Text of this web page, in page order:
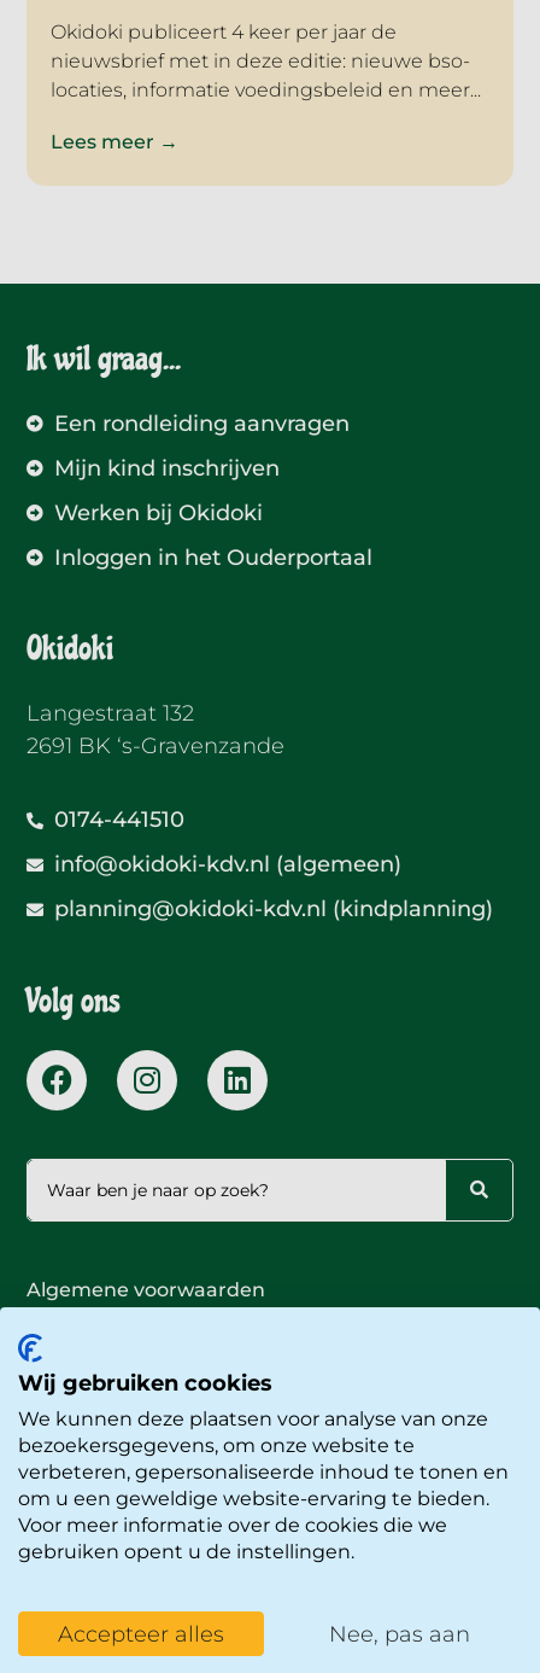
Okidoki publiceert 4 keer per jaar de
nieuwsbrief met in deze editie: nieuwe bso-
locaties, informatie voedingsbeleid en meer...
Lees meer →
Ik wil graag...
Een rondleiding aanvragen
Mijn kind inschrijven
Werken bij Okidoki
Inloggen in het Ouderportaal
Okidoki
Langestraat 132
2691 BK ‘s-Gravenzande
0174-441510
info@okidoki-kdv.nl (algemeen)
planning@okidoki-kdv.nl (kindplanning)
Volg ons
© Okidoki Kinderopvang
Website doorBuro Staal
Algemene voorwaarden
Privacyverklaring
Cookieverklaring
Rondleiding
aanvragen
inschrijven
Werken bij
Wij gebruiken cookies
We kunnen deze plaatsen voor analyse van onze
bezoekersgegevens, om onze website te
verbeteren, gepersonaliseerde inhoud te tonen en
om u een geweldige website-ervaring te bieden.
Voor meer informatie over de cookies die we
gebruiken opent u de instellingen.
Accepteer alles Nee, pas aan